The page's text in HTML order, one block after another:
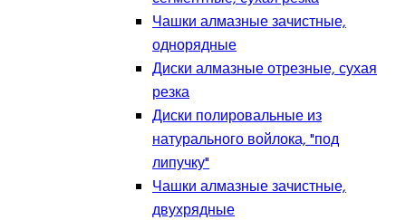
Чашки алмазные зачистные,
однорядные
Диски алмазные отрезные, сухая
резка
Диски полировальные из
натурального войлока, "под
липучку"
Чашки алмазные зачистные,
двухрядные